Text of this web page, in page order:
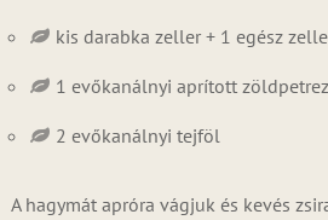
kis darabka zeller + 1 egész
1 evőkanálnyi aprított
2 evőkanálnyi tejföl
A hagymát apróra vágjuk és kevés